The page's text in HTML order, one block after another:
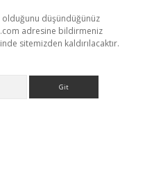
olduğunu düşündüğünüz
adresine bildirmeniz
sitemizden kaldırılacaktır.